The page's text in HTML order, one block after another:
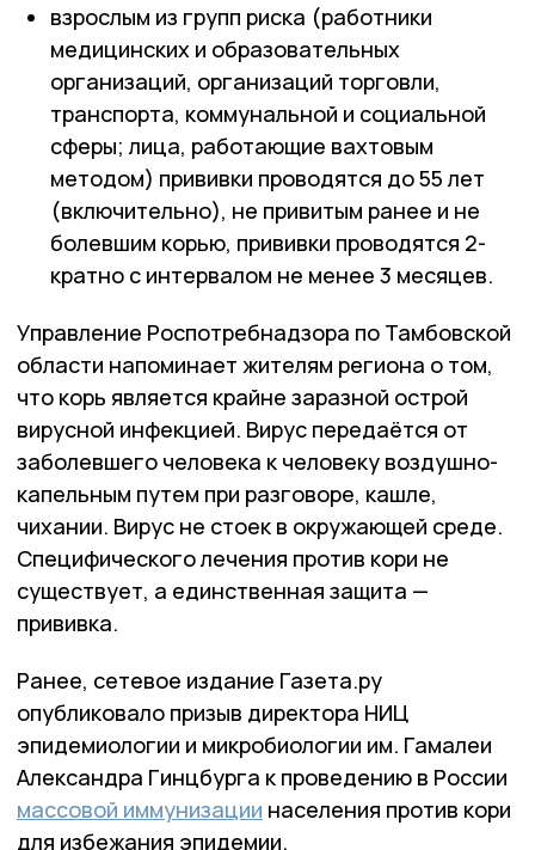
взрослым из групп риска (работники
медицинских и образовательных
организаций, организаций торговли,
транспорта, коммунальной и социальной
сферы; лица, работающие вахтовым
методом) прививки проводятся до 55 лет
(включительно), не привитым ранее и не
болевшим корью, прививки проводятся 2-
кратно с интервалом не менее 3 месяцев.
Управление Роспотребнадзора по Тамбовской
области напоминает жителям региона о том,
что корь является крайне заразной острой
вирусной инфекцией. Вирус передаётся от
заболевшего человека к человеку воздушно-
капельным путем при разговоре, кашле,
чихании. Вирус не стоек в окружающей среде.
Специфического лечения против кори не
существует, а единственная защита —
прививка.
Ранее, сетевое издание Газета.ру
опубликовало призыв директора НИЦ
эпидемиологии и микробиологии им. Гамалеи
Александра Гинцбурга к проведению в России
массовой иммунизации населения против кори
для избежания эпидемии.